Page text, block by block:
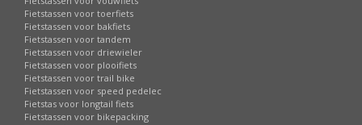
Fietstassen voor toerfiets
Fietstassen voor bakfiets
Fietstassen voor tandem
Fietstassen voor driewieler
Fietstassen voor plooifiets
Fietstassen voor trail bike
Fietstassen voor speed pedelec
Fietstas voor longtail fiets
Fietstassen voor bikepacking